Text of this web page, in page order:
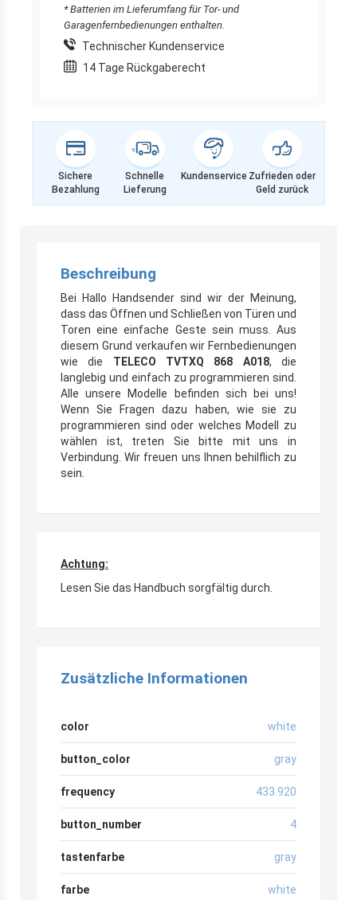
* Batterien im Lieferumfang für Tor- und
Garagenfernbedienungen enthalten.
Technischer Kundenservice
14 Tage Rückgaberecht
Sichere
Bezahlung
Schnelle
Lieferung
Kundenservice Zufrieden oder
Geld zurück
Beschreibung
Bei Hallo Handsender sind wir der Meinung,
dass das Öffnen und Schließen von Türen und
Toren eine einfache Geste sein muss. Aus
diesem Grund verkaufen wir Fernbedienungen
wie die TELECO TVTXQ 868 A018, die
langlebig und einfach zu programmieren sind.
Alle unsere Modelle befinden sich bei uns!
Wenn Sie Fragen dazu haben, wie sie zu
programmieren sind oder welches Modell zu
wählen ist, treten Sie bitte mit uns in
Verbindung. Wir freuen uns Ihnen behilflich zu
sein.
Achtung:
Lesen Sie das Handbuch sorgfältig durch.
Zusätzliche Informationen
color white
button_color gray
frequency 433.920
button_number 4
tastenfarbe gray
farbe white